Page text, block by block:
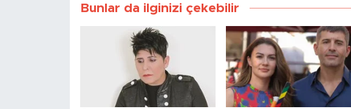
Bunlar da ilginizi çekebilir